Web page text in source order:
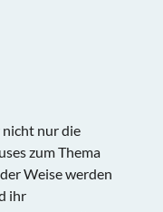
nicht nur die
zum Thema
Weise werden
ihr